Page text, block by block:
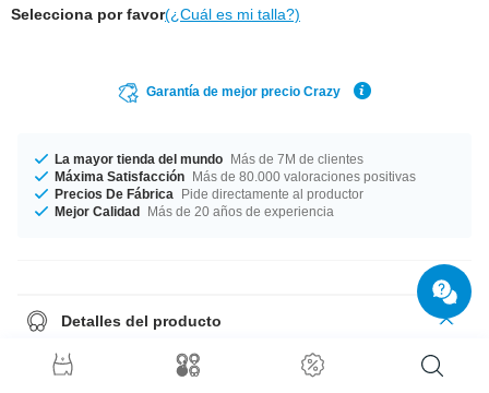
Selecciona por favor(¿Cuál es mi talla?)
Garantía de mejor precio Crazy
La mayor tienda del mundo Más de 7M de clientes
Máxima Satisfacción Más de 80.000 valoraciones positivas
Precios De Fábrica
Pide directamente al productor
Mejor Calidad Más de 20 años de experiencia
Detalles del producto
Fabricado en dos grosores 1.2 mm y 1.6 mm. Elige tu tamaño desde 6
mm a 14 mm de longitud. Disponible en diferentes colores incluyendo